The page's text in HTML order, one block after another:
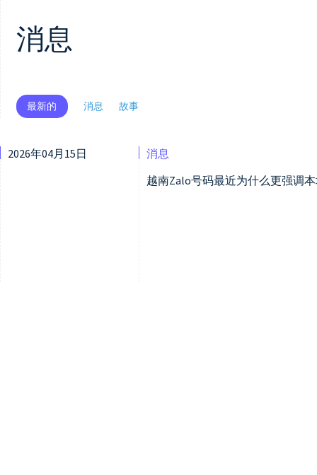
消息
最新的 消息 故事
2026年04月15日
消息
越南Zalo号码最近为什么更强调